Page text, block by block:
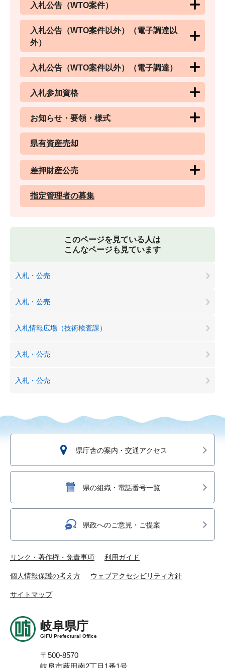
入札公告（WTO案件）
入札公告（WTO案件以外）（電子調達以
外）
入札公告（WTO案件以外）（電子調達）
入札参加資格
お知らせ・要領・様式
県有資産売却
差押財産公売
指定管理者の募集
このページを見ている人は
こんなページも見ています
入札・公売
入札・公売
入札情報広場（技術検査課）
入札・公売
入札・公売
県庁舎の案内・交通アクセス
県の組織・電話番号一覧
県政へのご意見・ご提案
リンク・著作権・免責事項 利用ガイド
個人情報保護の考え方 ウェブアクセシビリティ方針
サイトマップ
岐阜県庁
GIFU Prefectural Office
〒500-8570
岐阜市薮田南2丁目1番1号